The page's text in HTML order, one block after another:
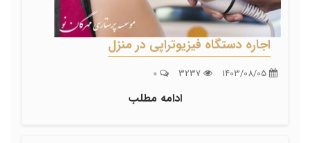
اجاره دستگاه فیزیوتراپی در منزل
ادامه مطلب